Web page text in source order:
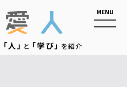
人」と「学び」を紹介